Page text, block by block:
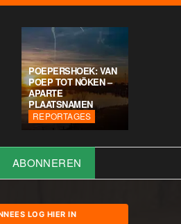
POEPERSHOEK: VAN
POEP TOT NÖKEN –
APARTE
PLAATSNAMEN
REPORTAGES
ABONNEREN
LOG HIER IN